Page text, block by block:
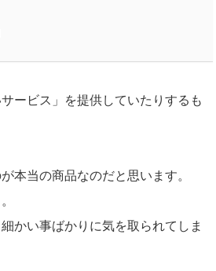
ービス」を提供していたりするも
本当の商品なのだと思います。
かい事ばかりに気を取られてしま